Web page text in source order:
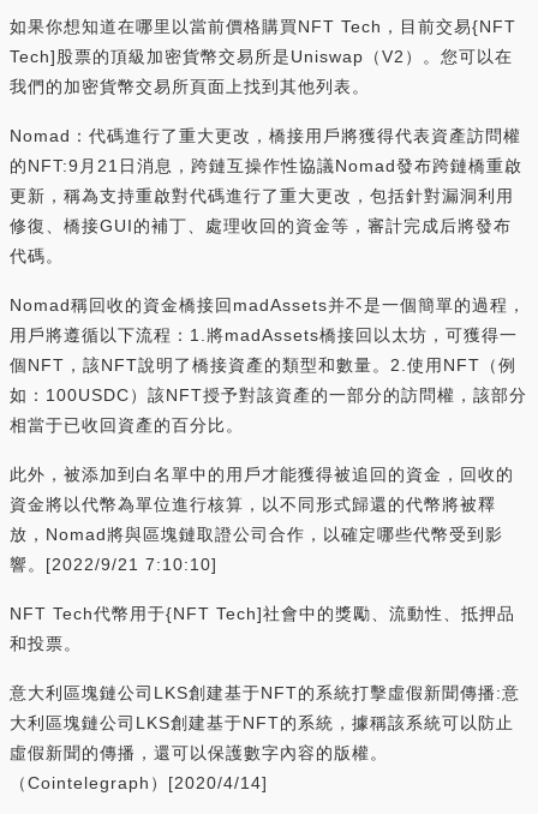
如果你想知道在哪里以當前價格購買NFT Tech，目前交易{NFT
Tech]股票的頂級加密貨幣交易所是Uniswap（V2）。您可以在
我們的加密貨幣交易所頁面上找到其他列表。
Nomad：代碼進行了重大更改，橋接用戶將獲得代表資產訪問權
的NFT:9月21日消息，跨鏈互操作性協議Nomad發布跨鏈橋重啟
更新，稱為支持重啟對代碼進行了重大更改，包括針對漏洞利用
修復、橋接GUI的補丁、處理收回的資金等，審計完成后將發布
代碼。
Nomad稱回收的資金橋接回madAssets并不是一個簡單的過程，
用戶將遵循以下流程：1.將madAssets橋接回以太坊，可獲得一
個NFT，該NFT說明了橋接資產的類型和數量。2.使用NFT（例
如：100USDC）該NFT授予對該資產的一部分的訪問權，該部分
相當于已收回資產的百分比。
此外，被添加到白名單中的用戶才能獲得被追回的資金，回收的
資金將以代幣為單位進行核算，以不同形式歸還的代幣將被釋
放，Nomad將與區塊鏈取證公司合作，以確定哪些代幣受到影
響。[2022/9/21 7:10:10]
NFT Tech代幣用于{NFT Tech]社會中的獎勵、流動性、抵押品
和投票。
意大利區塊鏈公司LKS創建基于NFT的系統打擊虛假新聞傳播:意
大利區塊鏈公司LKS創建基于NFT的系統，據稱該系統可以防止
虛假新聞的傳播，還可以保護數字內容的版權。
（Cointelegraph）[2020/4/14]